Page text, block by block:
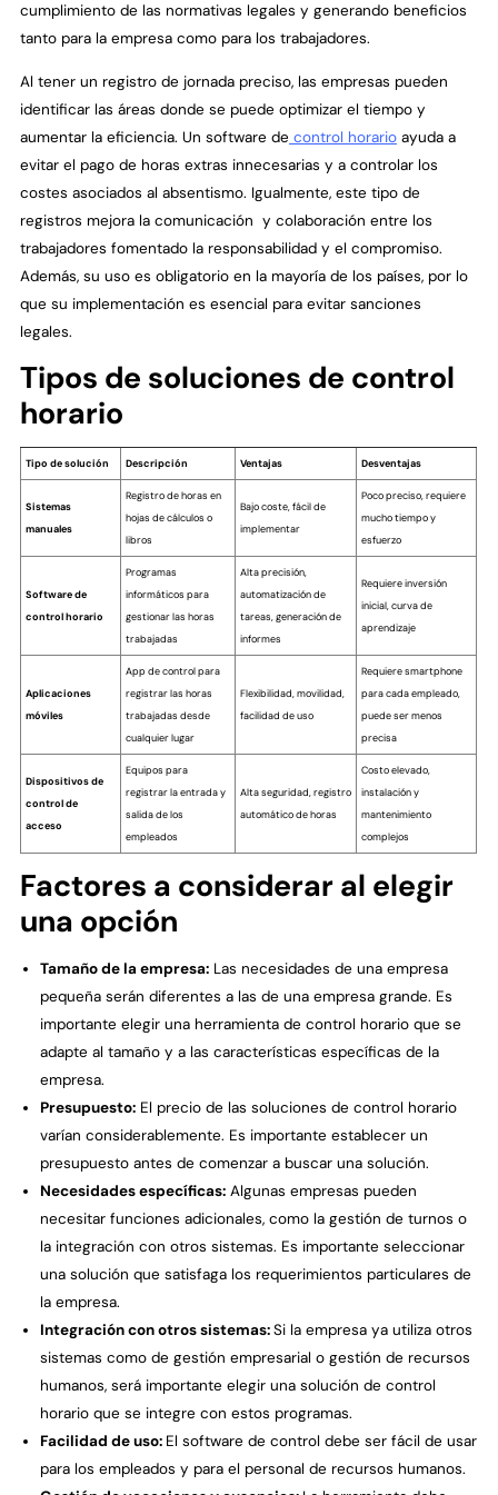
cumplimiento de las normativas legales y generando beneficios
tanto para la empresa como para los trabajadores.
Al tener un registro de jornada preciso, las empresas pueden
identificar las áreas donde se puede optimizar el tiempo y
aumentar la eficiencia. Un software de control horario ayuda a
evitar el pago de horas extras innecesarias y a controlar los
costes asociados al absentismo. Igualmente, este tipo de
registros mejora la comunicación y colaboración entre los
trabajadores fomentado la responsabilidad y el compromiso.
Además, su uso es obligatorio en la mayoría de los países, por lo
que su implementación es esencial para evitar sanciones
legales.
Tipos de soluciones de control
horario
Tipo de solución Descripción Ventajas Desventajas
Sistemas
manuales
Registro de horas en
hojas de cálculos o
libros
Bajo coste, fácil de
implementar
Poco preciso, requiere
mucho tiempo y
esfuerzo
Software de
control horario
Programas
informáticos para
gestionar las horas
trabajadas
Alta precisión,
automatización de
tareas, generación de
informes
Requiere inversión
inicial, curva de
aprendizaje
Aplicaciones
móviles
App de control para
registrar las horas
trabajadas desde
cualquier lugar
Flexibilidad, movilidad,
facilidad de uso
Requiere smartphone
para cada empleado,
puede ser menos
precisa
Dispositivos de
control de
acceso
Equipos para
registrar la entrada y
salida de los
empleados
Alta seguridad, registro
automático de horas
Costo elevado,
instalación y
mantenimiento
complejos
Factores a considerar al elegir
una opción
Tamaño de la empresa: Las necesidades de una empresa
pequeña serán diferentes a las de una empresa grande. Es
importante elegir una herramienta de control horario que se
adapte al tamaño y a las características específicas de la
empresa.
Presupuesto: El precio de las soluciones de control horario
varían considerablemente. Es importante establecer un
presupuesto antes de comenzar a buscar una solución.
Necesidades específicas: Algunas empresas pueden
necesitar funciones adicionales, como la gestión de turnos o
la integración con otros sistemas. Es importante seleccionar
una solución que satisfaga los requerimientos particulares de
la empresa.
Integración con otros sistemas:Si la empresa ya utiliza otros
sistemas como de gestión empresarial o gestión de recursos
humanos, será importante elegir una solución de control
horario que se integre con estos programas.
Facilidad de uso: El software de control debe ser fácil de usar
para los empleados y para el personal de recursos humanos.